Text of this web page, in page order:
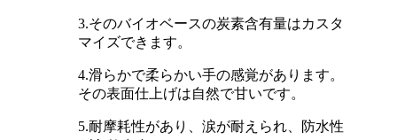
3.そのバイオベースの炭素含有量はカスタ
マイズできます。
4.滑らかで柔らかい手の感覚があります。
その表面仕上げは自然で甘いです。
5.耐摩耗性があり、涙が耐えられ、防水性